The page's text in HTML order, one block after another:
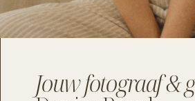
Jouw fotograaf &